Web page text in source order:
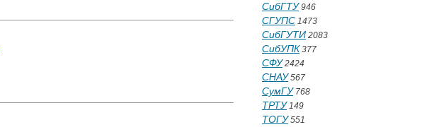
СибГТУ946
СГУПС 1473
СибГУТИ 2083
СибУПК 377
СФУ2424
СНАУ567
СумГУ768
ТРТУ149
ТОГУ551